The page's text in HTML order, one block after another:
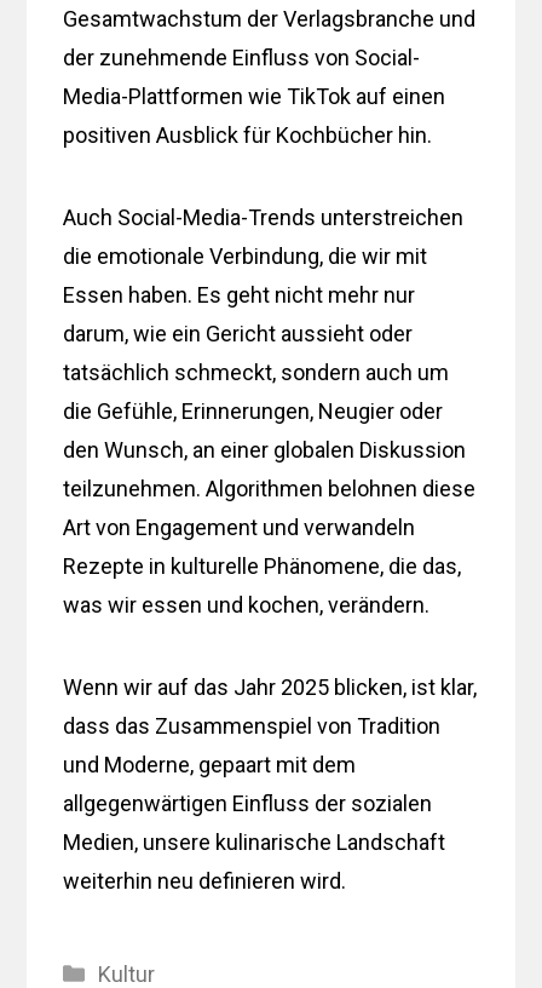
Gesamtwachstum der Verlagsbranche und
der zunehmende Einfluss von Social-
Media-Plattformen wie TikTok auf einen
positiven Ausblick für Kochbücher hin.
Auch Social-Media-Trends unterstreichen
die emotionale Verbindung, die wir mit
Essen haben. Es geht nicht mehr nur
darum, wie ein Gericht aussieht oder
tatsächlich schmeckt, sondern auch um
die Gefühle, Erinnerungen, Neugier oder
den Wunsch, an einer globalen Diskussion
teilzunehmen. Algorithmen belohnen diese
Art von Engagement und verwandeln
Rezepte in kulturelle Phänomene, die das,
was wir essen und kochen, verändern.
Wenn wir auf das Jahr 2025 blicken, ist klar,
dass das Zusammenspiel von Tradition
und Moderne, gepaart mit dem
allgegenwärtigen Einfluss der sozialen
Medien, unsere kulinarische Landschaft
weiterhin neu definieren wird.
Kategorien
Kultur